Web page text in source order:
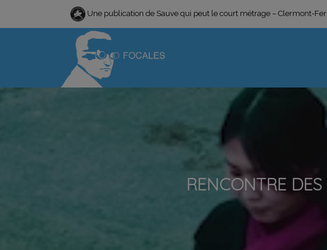
Une publication de Sauve qui peut le court métrage – Clermont-
RENCONTRE